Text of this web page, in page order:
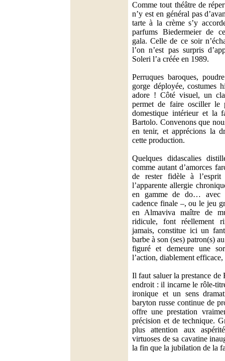
Comme tout théâtre de
n’y est en général pas
tarte à la crème s’y
parfums Biedermeier de
gala. Celle de ce soir
l’on n’est pas surpris
Soleri l’a créée en 1989.
Perruques baroques,
gorge déployée, costumes
adore ! Côté visuel, un
permet de faire osciller le
domestique intérieur et la
Bartolo. Convenons que
en tenir, et apprécions la
cette production.
Quelques didascalies
comme autant d’amorces
de rester fidèle à
l’apparente allergie
en gamme de do… avec
cadence finale –, ou le jeu
en Almaviva maître de
ridicule, font réellement
jamais, constitue ici un
barbe à son (ses) patron(s)
figuré et demeure une
l’action, diablement
Il faut saluer la prestance de
endroit : il incarne le rôle-
ironique et un sens
baryton russe continue de
offre une prestation
précision et de technique.
plus attention aux
virtuoses de sa cavatine
la fin que la jubilation de la